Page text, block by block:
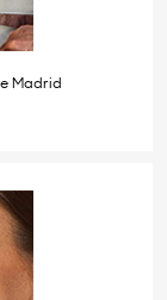
Madrid